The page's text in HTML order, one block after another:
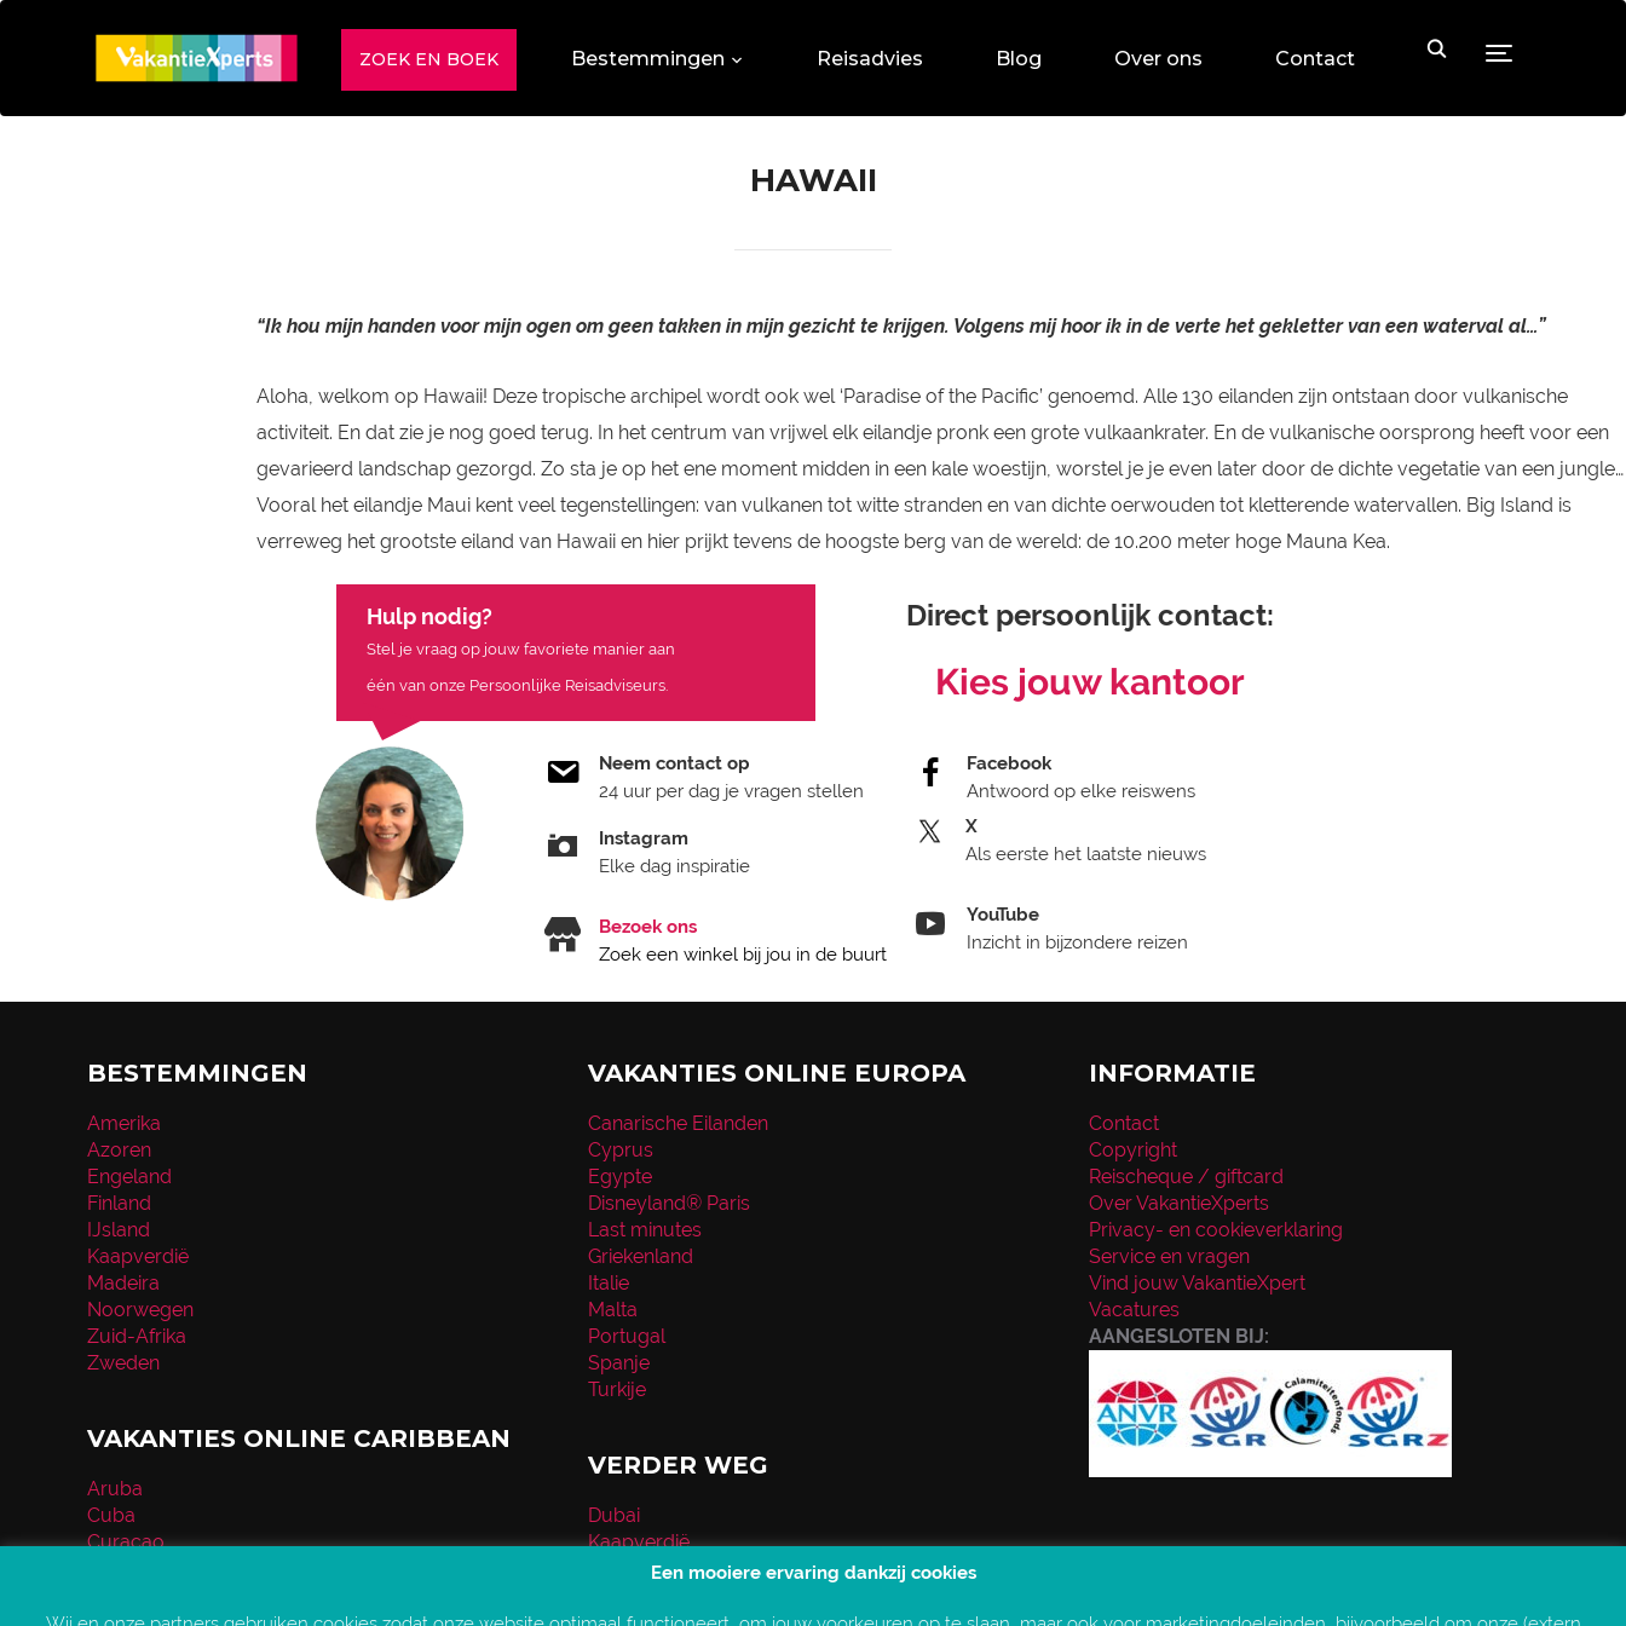
Toggle
ZOEK EN BOEK Bestemmingen Reisadvies Blog Over ons Contact
HAWAII
“Ik hou mijn handen voor mijn ogen om geen takken in mijn gezicht te krijgen. Volgens mij hoor ik in de verte het gekletter van een waterval al…”
Aloha, welkom op Hawaii! Deze tropische archipel wordt ook wel ‘Paradise of the Pacific’ genoemd. Alle 130 eilanden zijn ontstaan door vulkanische
activiteit. En dat zie je nog goed terug. In het centrum van vrijwel elk eilandje pronk een grote vulkaankrater. En de vulkanische oorsprong heeft voor een
gevarieerd landschap gezorgd. Zo sta je op het ene moment midden in een kale woestijn, worstel je je even later door de dichte vegetatie van een jungle…
Vooral het eilandje Maui kent veel tegenstellingen: van vulkanen tot witte stranden en van dichte oerwouden tot kletterende watervallen. Big Island is
verreweg het grootste eiland van Hawaii en hier prijkt tevens de hoogste berg van de wereld: de 10.200 meter hoge Mauna Kea.
Hulp nodig?
Stel je vraag op jouw favoriete manier aan
één van onze Persoonlijke Reisadviseurs.
Direct persoonlijk contact:
Kies jouw kantoor
Neem contact op
24 uur per dag je vragen stellen
Instagram
Elke dag inspiratie
Bezoek ons
Zoek een winkel bij jou in de buurt
Facebook
Antwoord op elke reiswens
X
Als eerste het laatste nieuws
YouTube
Inzicht in bijzondere reizen
BESTEMMINGEN
Amerika
Azoren
Engeland
Finland
IJsland
Kaapverdië
Madeira
Noorwegen
Zuid-Afrika
Zweden
VAKANTIES ONLINE CARIBBEAN
Aruba
Cuba
Curaçao
VAKANTIES ONLINE EUROPA
Canarische Eilanden
Cyprus
Egypte
Disneyland® Paris
Last minutes
Griekenland
Italie
Malta
Portugal
Spanje
Turkije
VERDER WEG
Dubai
Kaapverdië
INFORMATIE
Contact
Copyright
Reischeque / giftcard
Over VakantieXperts
Privacy- en cookieverklaring
Service en vragen
Vind jouw VakantieXpert
Vacatures
AANGESLOTEN BIJ:
Een mooiere ervaring dankzij cookies